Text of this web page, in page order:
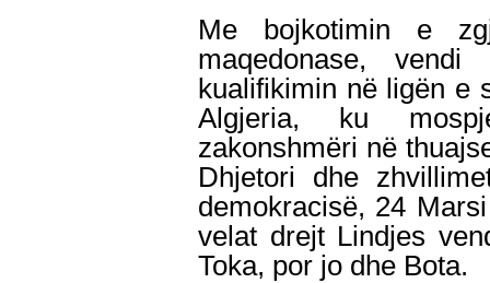
Me bojkotimin e
maqedonase,
kualifikimin në ligën e
Algjeria, ku
zakonshmëri në
Dhjetori dhe
demokracisë, 24
velat drejt Lindjes
Toka, por jo dhe Bota.